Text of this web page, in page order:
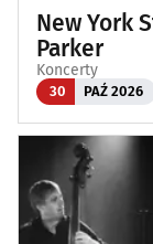
New York
Parker
Koncerty
30 PAŹ 2026